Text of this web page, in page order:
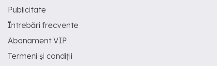
Publicitate
Întrebări frecvente
Abonament VIP
Termeni și condiții